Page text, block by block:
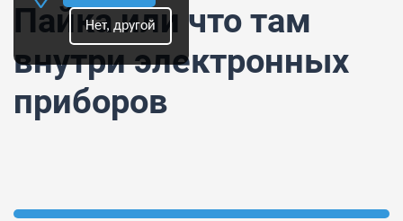
Нет, другой
Пайка или что там
внутри электронных
приборов